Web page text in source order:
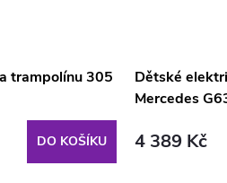
trampolínu 305
DO KOŠÍKU
Dětské
Mercedes
4 389 Kč